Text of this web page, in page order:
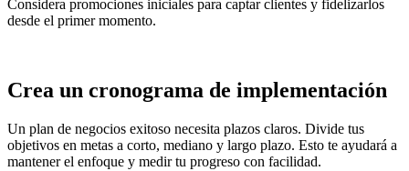
Considera promociones iniciales para captar clientes y fidelizarlos
desde el primer momento.
Crea un cronograma de implementación
Un plan de negocios exitoso necesita plazos claros. Divide tus
objetivos en metas a corto, mediano y largo plazo. Esto te ayudará a
mantener el enfoque y medir tu progreso con facilidad.